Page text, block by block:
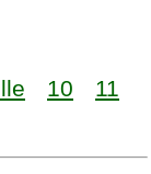
10
11